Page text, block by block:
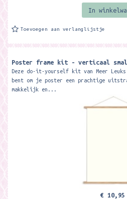
In
Toevoegen aan verlanglijstje
Poster frame kit - verticaal smal
Deze do-it-yourself kit van Meer
bent om je poster een prachtige
makkelijk en...
€ 10,95